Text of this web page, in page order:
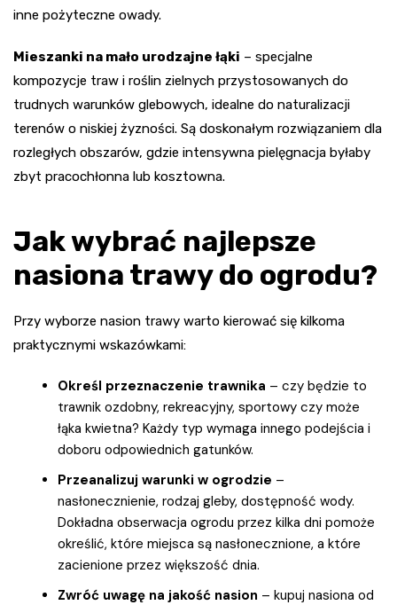
inne pożyteczne owady.
Mieszanki na mało urodzajne łąki – specjalne
kompozycje traw i roślin zielnych przystosowanych do
trudnych warunków glebowych, idealne do naturalizacji
terenów o niskiej żyzności. Są doskonałym rozwiązaniem dla
rozległych obszarów, gdzie intensywna pielęgnacja byłaby
zbyt pracochłonna lub kosztowna.
Jak wybrać najlepsze
nasiona trawy do ogrodu?
Przy wyborze nasion trawy warto kierować się kilkoma
praktycznymi wskazówkami:
Określ przeznaczenie trawnika – czy będzie to
trawnik ozdobny, rekreacyjny, sportowy czy może
łąka kwietna? Każdy typ wymaga innego podejścia i
doboru odpowiednich gatunków.
Przeanalizuj warunki w ogrodzie –
nasłonecznienie, rodzaj gleby, dostępność wody.
Dokładna obserwacja ogrodu przez kilka dni pomoże
określić, które miejsca są nasłonecznione, a które
zacienione przez większość dnia.
Zwróć uwagę na jakość nasion – kupuj nasiona od